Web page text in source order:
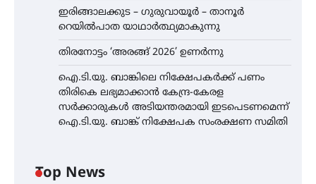
ഇരിങ്ങാലക്കുട – ഗുരുവായൂർ – താനൂർ
റെയിൽപാത യാഥാർത്ഥ്യമാകുന്നു
തിരനോട്ടം ‘അരങ്ങ് 2026’ ഉണർന്നു
ഐ.ടി.യു. ബാങ്കിലെ നിക്ഷേപകർക്ക് പണം
തിരികെ ലഭ്യമാക്കാൻ കേന്ദ്ര-കേരള
സർക്കാരുകൾ അടിയന്തരമായി ഇടപെടണമെന്ന്
ഐ.ടി.യു. ബാങ്ക് നിക്ഷേപക സംരക്ഷണ സമിതി
Top News